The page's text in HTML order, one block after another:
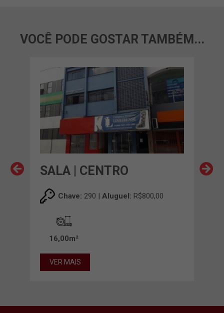
VOCÊ PODE GOSTAR TAMBÉM...
SALA | CENTRO
Chave: 290 | Aluguel: R$800,00
16,00m²
VER MAIS